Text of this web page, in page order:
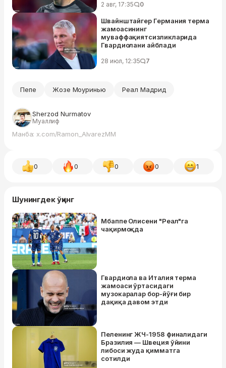
мослашишимиз керак — бу
2 авг, 17:35 0
Швайнштайгер Германия терма
жамоасининг
муваффақиятсизликларида
Гвардиолани айблади
28 июл, 12:35 7
Пепе Жозе Моуринью Реал Мадрид
Sherzod Nurmatov
Муаллиф
Манба: x.com/Ramon_AlvarezMM
0 0 0 0 1
Шунингдек ўқинг
Мбаппе Олисени "Реал"га
чақирмоқда
Гвардиола ва Италия терма
жамоаси ўртасидаги
музокаралар бор-йўғи бир
дақиқа давом этди
Пеленинг ЖЧ-1958 финалидаги
Бразилия — Швеция ўйини
либоси жуда қимматга
сотилди